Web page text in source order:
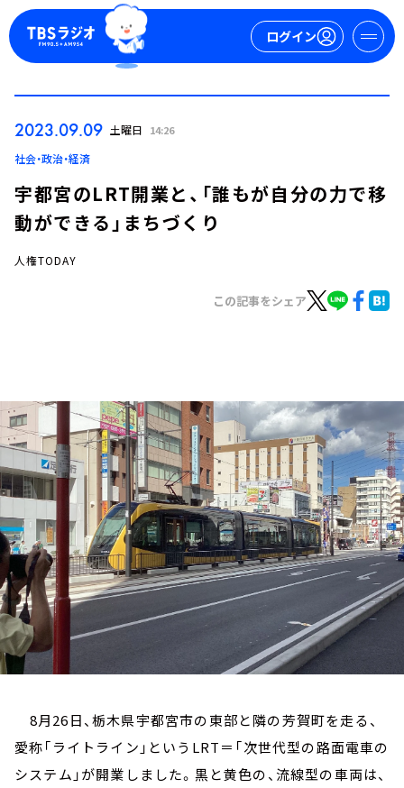
ログイン
お知らせ
イベント・グッズ
YouTube
会社情報
2023.09.09 土曜日 14:26
社会・政治・経済
宇都宮のLRT開業と、「誰もが自分の力で移
動ができる」まちづくり
人権TODAY
この記事をシェア
8月26日、栃木県宇都宮市の東部と隣の芳賀町を走る、
愛称「ライトライン」というLRT＝「次世代型の路面電車の
システム」が開業しました。黒と黄色の、流線型の車両は、